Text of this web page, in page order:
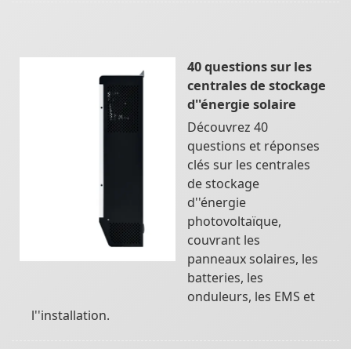
40 questions sur les
centrales de stockage
d''énergie solaire
Découvrez 40
questions et réponses
clés sur les centrales
de stockage
d''énergie
photovoltaïque,
couvrant les
panneaux solaires, les
batteries, les
onduleurs, les EMS et
l''installation.